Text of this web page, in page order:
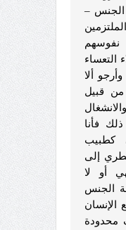
–
التعساء
وأرجو ألا
من قبيل
فأنا
كطبيب
إلى
أو لا
الجنس
الإنسان